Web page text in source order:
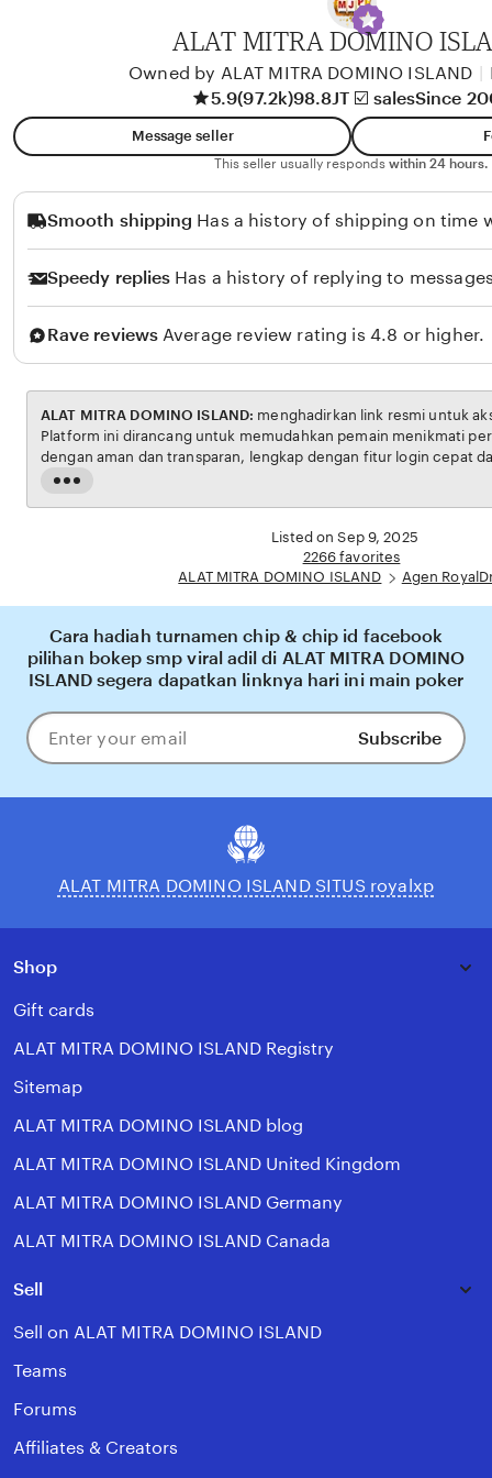
l
o
ALAT MITRA DOMINO
Owned by ALAT MITRA DOMINO ISLAND
5.9(97.2k)98.8JT ☑️ salesSince
Message seller
This seller usually responds within 24 hours.
Smooth shipping Has a history of shipping on time
Speedy replies Has a history of replying to
Rave reviews Average review rating is 4.8 or higher.
Read
the
ALAT MITRA DOMINO ISLAND:
Platform ini dirancang untuk memudahkan pemain menikmati permainan RoyalDream
dengan aman dan transparan, lengkap dengan fitur login cepat dan navigasi yang ramah
pengguna. Setiap transaksi dijamin aman, sementara update hasil dan informasi
terpercaya, menjadikannya
Listed on Sep 9, 2025
2266 favorites
ALAT MITRA DOMINO ISLAND
Agen
Cara hadiah turnamen chip & chip id facebook
pilihan bokep smp viral adil di ALAT MITRA DOMINO
ISLAND segera dapatkan linknya hari ini main poker
Enter
your
Subscribe
ALAT MITRA DOMINO ISLAND SITUS royalxp
Shop
Gift cards
ALAT MITRA DOMINO ISLAND Registry
Sitemap
ALAT MITRA DOMINO ISLAND blog
ALAT MITRA DOMINO ISLAND United Kingdom
ALAT MITRA DOMINO ISLAND Germany
ALAT MITRA DOMINO ISLAND Canada
Sell
Sell on ALAT MITRA DOMINO ISLAND
Teams
Forums
Affiliates & Creators